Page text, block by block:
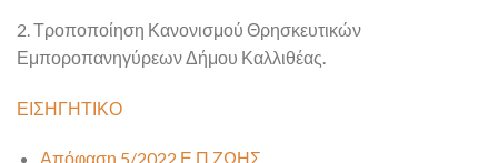
2. Τροποποίηση Κανονισμού Θρησκευτικών
Εμποροπανηγύρεων Δήμου Καλλιθέας.
ΕΙΣΗΓΗΤΙΚΟ
Απόφαση 5/2022 Ε.Π.ΖΩΗΣ